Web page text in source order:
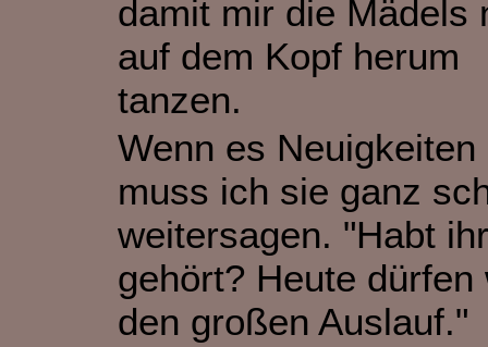
damit mir die Mädels
auf dem Kopf herum
tanzen.
Wenn es Neuigkeiten
muss ich sie ganz
weitersagen. "Habt ihr
gehört? Heute dürfen
den großen Auslauf."